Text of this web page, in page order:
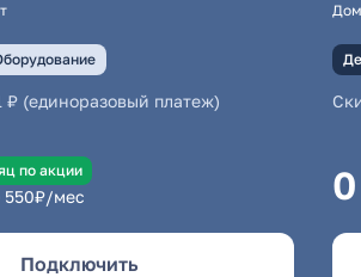
₽ (единоразовый платеж)
по акции
550₽/мес
Подключить
0